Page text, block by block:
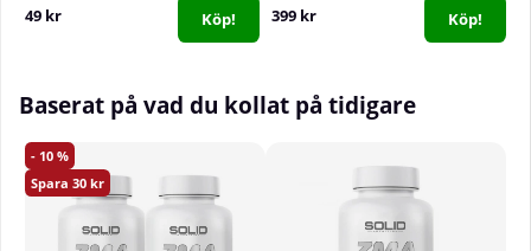
49 kr Köp! 399 kr Köp!
Baserat på vad du kollat på tidigare
10
30